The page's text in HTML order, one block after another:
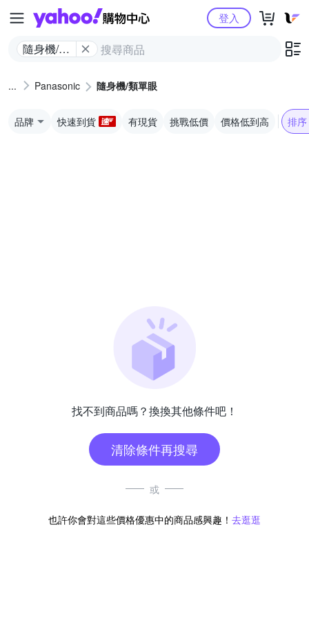
Yahoo購物中心
隨身機/類
登入
Panasonic 隨身機/類單眼
品牌 快速到貨 有現貨 挑戰低價 價格低到高 排序
找不到商品嗎？換換其他條件吧！
清除條件再搜尋
或
也許你會對這些價格優惠中的商品感興趣！ 去逛逛